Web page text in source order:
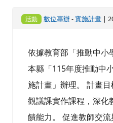
活動 數位專辦-實施計畫|
依據教育部「推動中小
本縣「115年度推動中
施計畫」辦理。 計畫
觀議課實作課程，深化
饋能力。 促進教師交